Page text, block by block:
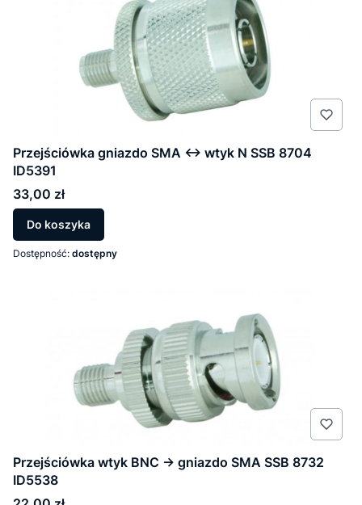
Przejściówka gniazdo SMA <-> wtyk N SSB 8704
ID5391
Cena
33,00 zł
Do koszyka
Dostępność: dostępny
Przejściówka wtyk BNC -> gniazdo SMA SSB 8732
ID5538